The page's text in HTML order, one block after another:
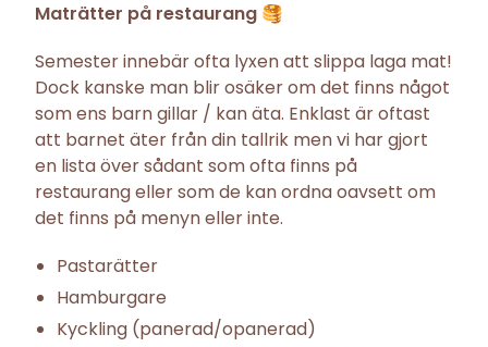
Maträtter på restaurang 🥞
Semester innebär ofta lyxen att slippa laga mat!
Dock kanske man blir osäker om det finns något
som ens barn gillar / kan äta. Enklast är oftast
att barnet äter från din tallrik men vi har gjort
en lista över sådant som ofta finns på
restaurang eller som de kan ordna oavsett om
det finns på menyn eller inte.
Pastarätter
Hamburgare
Kyckling (panerad/opanerad)